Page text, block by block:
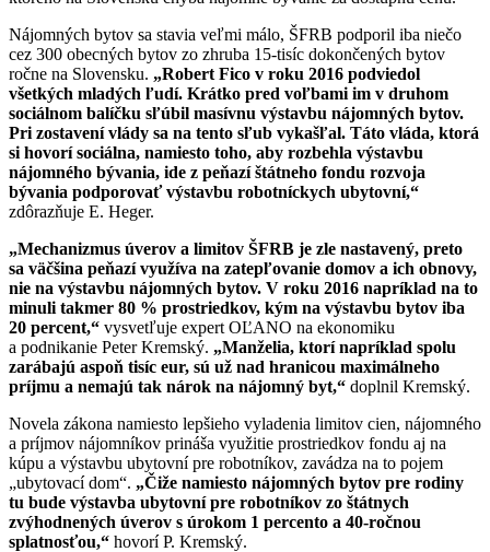
Nájomných bytov sa stavia veľmi málo, ŠFRB podporil iba niečo
cez 300 obecných bytov zo zhruba 15-tisíc dokončených bytov
ročne na Slovensku. „Robert Fico v roku 2016 podviedol
všetkých mladých ľudí. Krátko pred voľbami im v druhom
sociálnom balíčku sľúbil masívnu výstavbu nájomných bytov.
Pri zostavení vlády sa na tento sľub vykašľal. Táto vláda, ktorá
si hovorí sociálna, namiesto toho, aby rozbehla výstavbu
nájomného bývania, ide z peňazí štátneho fondu rozvoja
bývania podporovať výstavbu robotníckych ubytovní,“
zdôrazňuje E. Heger.
„Mechanizmus úverov a limitov ŠFRB je zle nastavený, preto
sa väčšina peňazí využíva na zatepľovanie domov a ich obnovy,
nie na výstavbu nájomných bytov. V roku 2016 napríklad na to
minuli takmer 80 % prostriedkov, kým na výstavbu bytov iba
20 percent,“ vysvetľuje expert OĽANO na ekonomiku
a podnikanie Peter Kremský. „Manželia, ktorí napríklad spolu
zarábajú aspoň tisíc eur, sú už nad hranicou maximálneho
príjmu a nemajú tak nárok na nájomný byt,“ doplnil Kremský.
Novela zákona namiesto lepšieho vyladenia limitov cien, nájomného
a príjmov nájomníkov prináša využitie prostriedkov fondu aj na
kúpu a výstavbu ubytovní pre robotníkov, zavádza na to pojem
„ubytovací dom“. „Čiže namiesto nájomných bytov pre rodiny
tu bude výstavba ubytovní pre robotníkov zo štátnych
zvýhodnených úverov s úrokom 1 percento a 40-ročnou
splatnosťou,“ hovorí P. Kremský.